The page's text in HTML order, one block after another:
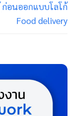
ก่อนออกแบบโลโก้
Food delivery